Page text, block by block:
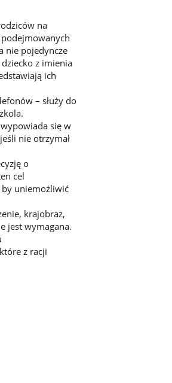
na
nie pojedyncze
z imienia
ich
– służy do
się w
nie otrzymał
o
cel
by uniemożliwić
krajobraz,
jest wymagana.
z racji